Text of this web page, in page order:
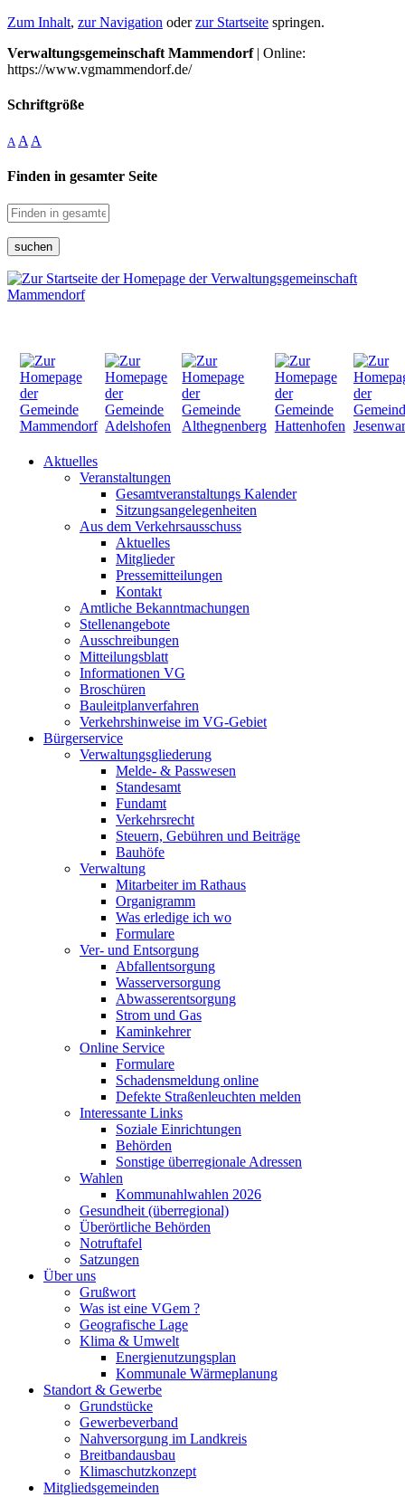
Zum Inhalt, zur Navigation oderzur Startseite springen.
Verwaltungsgemeinschaft Mammendorf| Online:
https://www.vgmammendorf.de/
Schriftgröße
A A A
Finden in gesamter Seite
suchen
Aktuelles
Veranstaltungen
Gesamtveranstaltungs Kalender
Sitzungsangelegenheiten
Aus dem Verkehrsausschuss
Aktuelles
Mitglieder
Pressemitteilungen
Kontakt
Amtliche Bekanntmachungen
Stellenangebote
Ausschreibungen
Mitteilungsblatt
Informationen VG
Broschüren
Bauleitplanverfahren
Verkehrshinweise im VG-Gebiet
Bürgerservice
Verwaltungsgliederung
Melde- & Passwesen
Standesamt
Fundamt
Verkehrsrecht
Steuern, Gebühren und Beiträge
Bauhöfe
Verwaltung
Mitarbeiter im Rathaus
Organigramm
Was erledige ich wo
Formulare
Ver- und Entsorgung
Abfallentsorgung
Wasserversorgung
Abwasserentsorgung
Strom und Gas
Kaminkehrer
Online Service
Formulare
Schadensmeldung online
Defekte Straßenleuchten melden
Interessante Links
Soziale Einrichtungen
Behörden
Sonstige überregionale Adressen
Wahlen
Kommunahlwahlen 2026
Gesundheit (überregional)
Überörtliche Behörden
Notruftafel
Satzungen
Über uns
Grußwort
Was ist eine VGem ?
Geografische Lage
Klima & Umwelt
Energienutzungsplan
Kommunale Wärmeplanung
Standort & Gewerbe
Grundstücke
Gewerbeverband
Nahversorgung im Landkreis
Breitbandausbau
Klimaschutzkonzept
Mitgliedsgemeinden